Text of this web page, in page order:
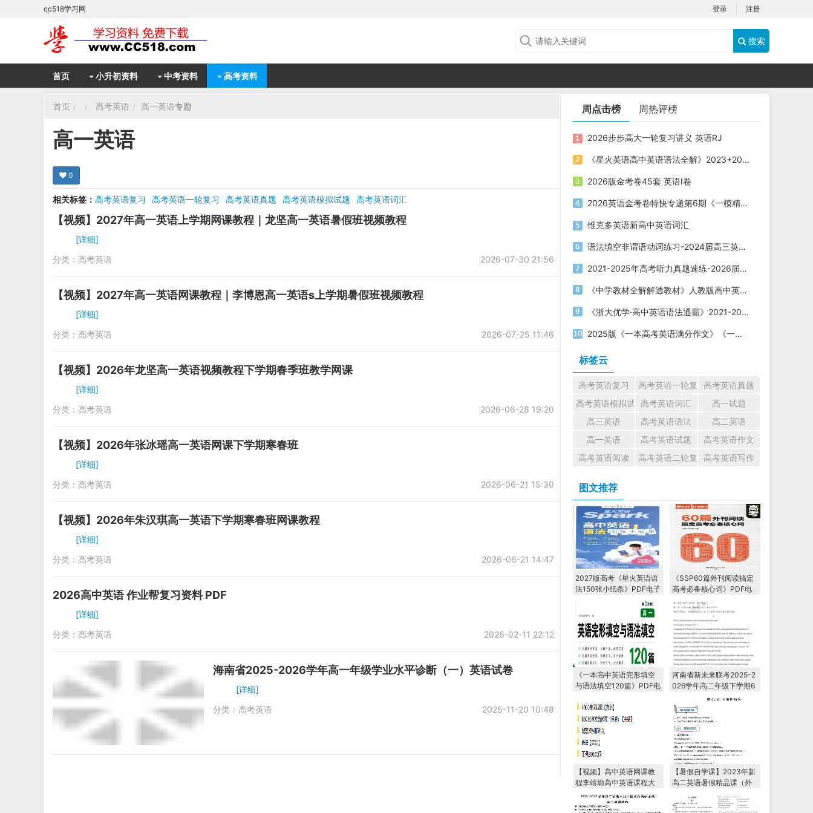
cc518学习网 登录 注册
搜索
首页 小升初资料 中考资料 高考资料
首页 高考英语 高一英语专题
高一英语
0
相关标签： 高考英语复习 高考英语一轮复习 高考英语真题 高考英语模拟试题 高考英语词汇
【视频】2027年高一英语上学期网课教程｜龙坚高一英语暑假班视频教程
[详细]
2026-07-30 21:56
分类： 高考英语
【视频】2027年高一英语网课教程｜李博恩高一英语s上学期暑假班视频教程
[详细]
2026-07-25 11:46
分类： 高考英语
【视频】2026年龙坚高一英语视频教程下学期春季班教学网课
[详细]
2026-06-28 19:20
分类： 高考英语
【视频】2026年张冰瑶高一英语网课下学期寒春班
[详细]
2026-06-21 15:30
分类： 高考英语
【视频】2026年朱汉琪高一英语下学期寒春班网课教程
[详细]
2026-06-21 14:47
分类： 高考英语
2026高中英语 作业帮复习资料 PDF
[详细]
2026-02-11 22:12
分类： 高考英语
海南省2025-2026学年高一年级学业水平诊断（一）英语试卷
[详细]
2025-11-20 10:48
分类： 高考英语
周点击榜 周热评榜
2026步步高大一轮复习讲义 英语RJ
《星火英语高中英语语法全解》2023+2025版 电子版下载打印
2026版金考卷45套 英语I卷
2026英语金考卷特快专递第6期《一模精选卷》PDF电子版下载
维克多英语新高中英语词汇
语法填空非谓语动词练习-2024届高三英语二轮复习
2021-2025年高考听力真题速练-2026届高考英语专题复习
《中学教材全解解透教材》人教版高中英语必修第一二三册电子版下载
《浙大优学·高中英语语法通霸》2021-2025版 电子版打印下载
2025版《一本高考英语满分作文》《一本高考英语写作满分素材》电子版下载打印
标签云
高考英语复习 高考英语一轮复习高考英语真题
高考英语模拟试题高考英语词汇
高一试题
高三英语
高考英语语法
高二英语
高一英语
高考英语试题
高考英语作文
高考英语阅读
高考英语二轮复习高考英语写作
图文推荐
2027版高考《星火英语语
法150张小纸条》PDF电子
《SSP60篇外刊阅读搞定
高考必备核心词》PDF电
子版下载
《一本高中英语完形填空
与语法填空120篇》PDF电
河南省新未来联考2025-2
026学年高二年级下学期6
【视频】高中英语网课教
程李靖瑜高中英语课程大
全教学视频
【暑假自学课】2023年新
高二英语暑假精品课（外